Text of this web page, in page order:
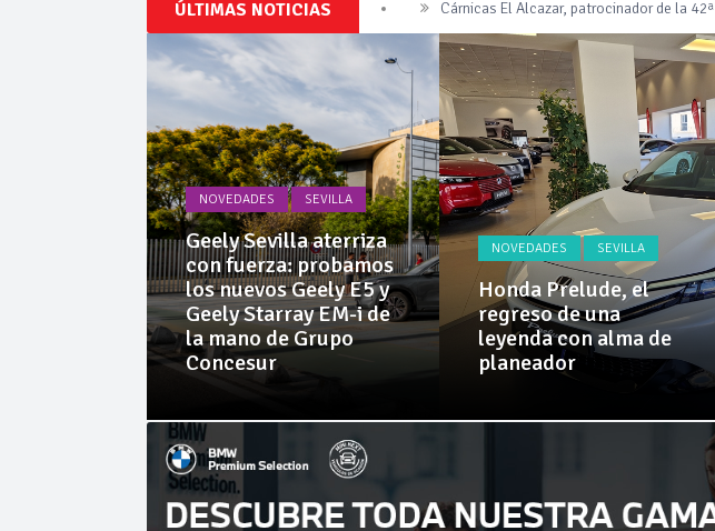
Novedades,
Actualidad,
Clásicos,
Venta,
Pruebas,
Entrevistas,
Vídeos
y
mucho
más!
ÚLTIMAS NOTICIAS Cárnicas El Alcazar, patrocinador de la
La Junta implementa mejoras en la A381
Invercar amplía su flota de vehículos de
NOVEDADES SEVILLA
Geely Sevilla aterriza
con fuerza: probamos
los nuevos Geely E5 y
Geely Starray EM-i de
la mano de Grupo
Concesur
NOVEDADES SEVILLA
Honda Prelude, el
regreso de una
leyenda con alma de
planeador